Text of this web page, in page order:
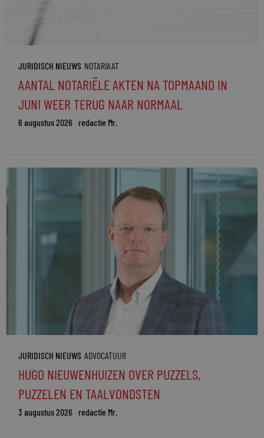
JURIDISCH NIEUWS NOTARIAAT
AANTAL NOTARIËLE AKTEN NA TOPMAAND IN
JUNI WEER TERUG NAAR NORMAAL
6 augustus 2026 redactie Mr.
JURIDISCH NIEUWS ADVOCATUUR
HUGO NIEUWENHUIZEN OVER PUZZELS,
PUZZELEN EN TAALVONDSTEN
3 augustus 2026 redactie Mr.